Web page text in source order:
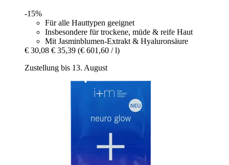
-15%
Für alle Hauttypen geeignet
Insbesondere für trockene, müde & reife Haut
Mit Jasminblumen-Extrakt & Hyaluronsäure
€ 30,08 € 35,39 (€ 601,60 / l)
Zustellung bis 13. August